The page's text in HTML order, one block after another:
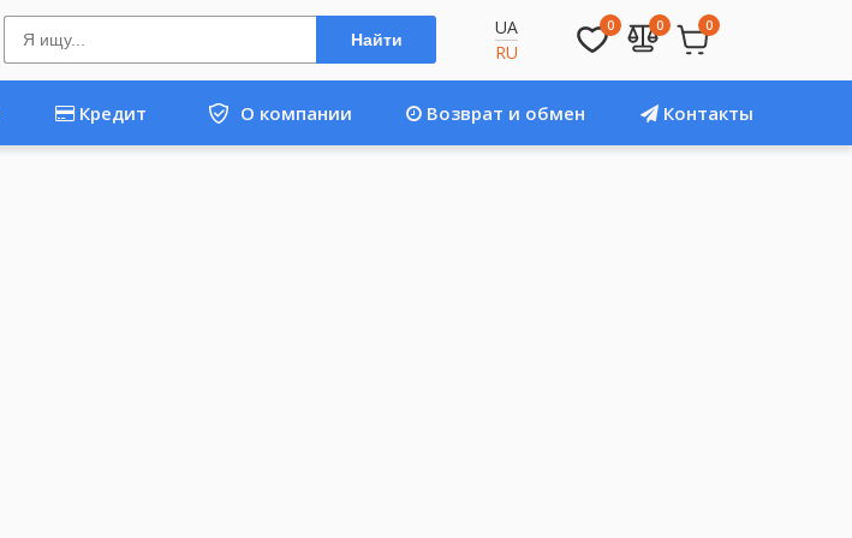
Найти
UA
RU
0 0 0
Кредит О компании Возврат и обмен Контакты